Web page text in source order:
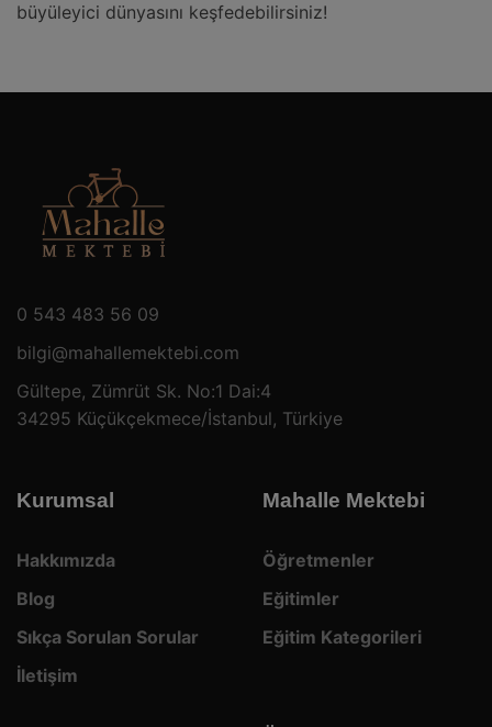
büyüleyici dünyasını keşfedebilirsiniz!
0 543 483 56 09
bilgi@mahallemektebi.com
Gültepe, Zümrüt Sk. No:1 Dai:4
34295 Küçükçekmece/İstanbul, Türkiye
Kurumsal
Hakkımızda
Blog
Sıkça Sorulan Sorular
İletişim
Mahalle Mektebi
Öğretmenler
Eğitimler
Eğitim Kategorileri